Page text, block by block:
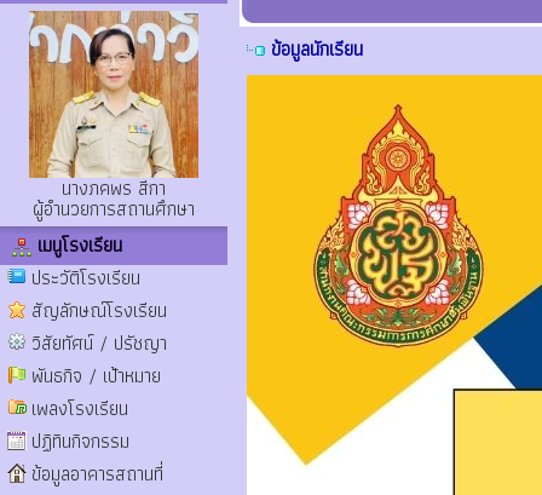
นางภคพร สีกา
ผู้อำนวยการสถานศึกษา
เมนูโรงเรียน
ประวัติโรงเรียน
สัญลักษณ์โรงเรียน
วิสัยทัศน์ / ปรัชญา
พันธกิจ / เป้าหมาย
เพลงโรงเรียน
ปฏิทินกิจกรรม
ข้อมูลอาคารสถานที่
ข้อมูลนักเรียน